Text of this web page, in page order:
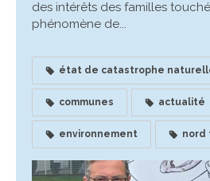
des intérêts des familles
phénomène de...
état de catastrophe
communes actualité
environnement nord